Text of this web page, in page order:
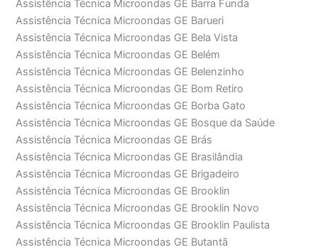
Assistência Técnica Microondas GE Barra Funda
Assistência Técnica Microondas GE Barueri
Assistência Técnica Microondas GE Bela Vista
Assistência Técnica Microondas GE Belém
Assistência Técnica Microondas GE Belenzinho
Assistência Técnica Microondas GE Bom Retiro
Assistência Técnica Microondas GE Borba Gato
Assistência Técnica Microondas GE Bosque da Saúde
Assistência Técnica Microondas GE Brás
Assistência Técnica Microondas GE Brasilândia
Assistência Técnica Microondas GE Brigadeiro
Assistência Técnica Microondas GE Brooklin
Assistência Técnica Microondas GE Brooklin Novo
Assistência Técnica Microondas GE Brooklin Paulista
Assistência Técnica Microondas GE Butantã